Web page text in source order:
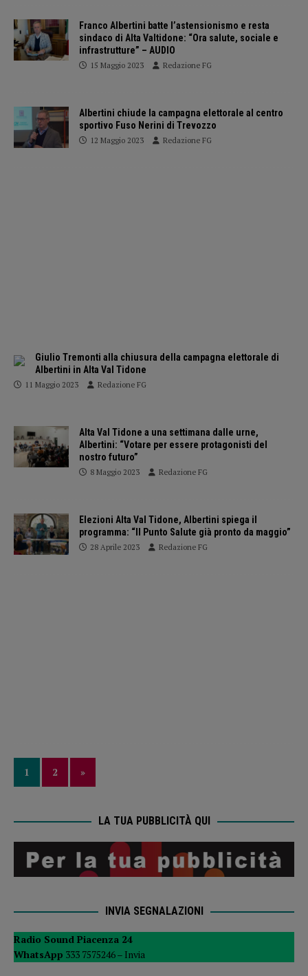
Franco Albertini batte l’astensionismo e resta
sindaco di Alta Valtidone: “Ora salute, sociale e
infrastrutture” – AUDIO
15 Maggio 2023 Redazione FG
Albertini chiude la campagna elettorale al centro
sportivo Fuso Nerini di Trevozzo
12 Maggio 2023 Redazione FG
Giulio Tremonti alla chiusura della campagna elettorale di
Albertini in Alta Val Tidone
11 Maggio 2023 Redazione FG
Alta Val Tidone a una settimana dalle urne,
Albertini: “Votare per essere protagonisti del
nostro futuro”
8 Maggio 2023 Redazione FG
Elezioni Alta Val Tidone, Albertini spiega il
programma: “Il Punto Salute già pronto da maggio”
28 Aprile 2023 Redazione FG
1 2 »
LA TUA PUBBLICITÀ QUI
INVIA SEGNALAZIONI
Radio Sound Piacenza 24
WhatsApp 333 7575246 – Invia